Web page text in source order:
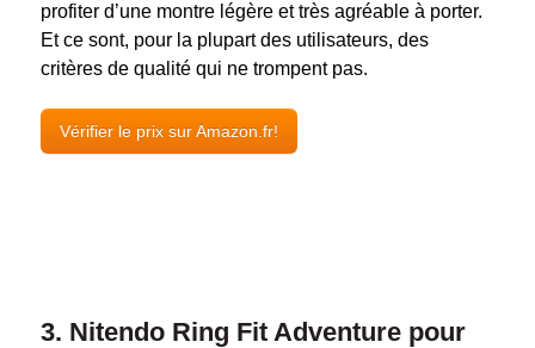
profiter d’une montre légère et très agréable à porter.
Et ce sont, pour la plupart des utilisateurs, des
critères de qualité qui ne trompent pas.
Vérifier le prix sur Amazon.fr!
3. Nitendo Ring Fit Adventure pour